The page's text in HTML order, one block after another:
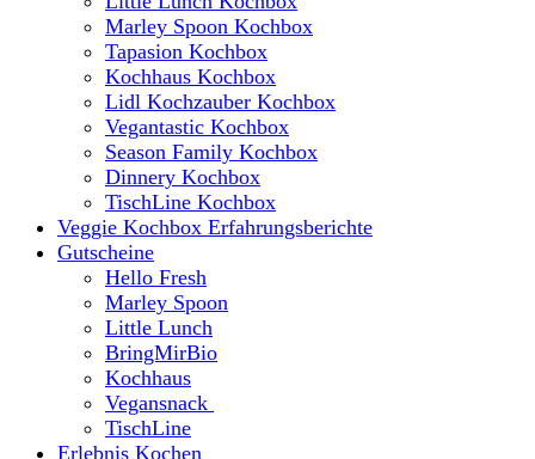
Marley Spoon Kochbox
Tapasion Kochbox
Kochhaus Kochbox
Lidl Kochzauber Kochbox
Vegantastic Kochbox
Season Family Kochbox
Dinnery Kochbox
TischLine Kochbox
Veggie Kochbox Erfahrungsberichte
Gutscheine
Hello Fresh
Marley Spoon
Little Lunch
BringMirBio
Kochhaus
Vegansnack
TischLine
Erlebnis Kochen